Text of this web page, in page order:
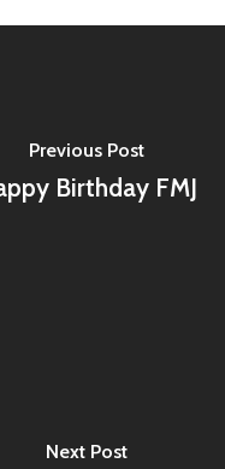
Previous Post
Birthday FMJ
Next Post